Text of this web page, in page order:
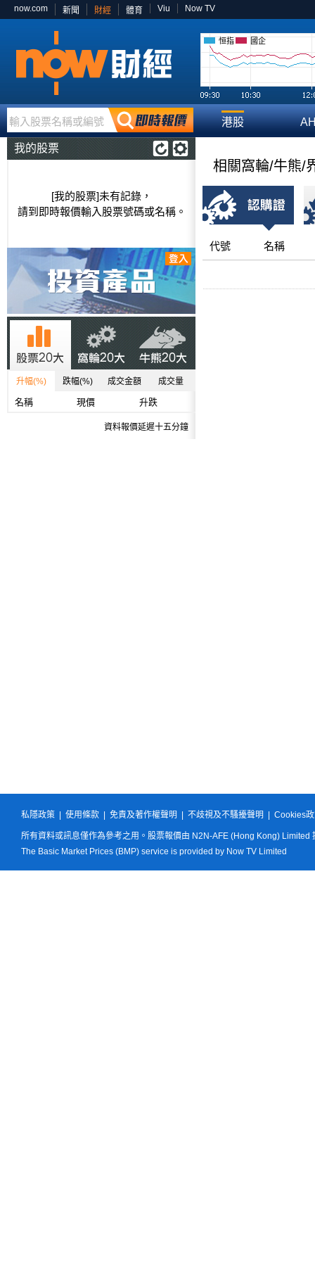
now.com 新聞 財經 體育 Viu Now TV
恒指 國企
輸入股票名稱或編號 港股
我的股票
[我的股票]未有記錄，
請到即時報價輸入股票號碼或名稱。
升幅(%) 跌幅(%) 成交金額 成交量
名稱 現價 升跌
資料報價延遲十五分鐘
相關窩輪/牛熊/
代號 名稱
私隱政策 使用條款 免責及著作權聲明 不歧視及不騷擾聲明 Cookies
所有資料或訊息僅作為參考之用。股票報價由 N2N-AFE (Hong Kong) Limited
The Basic Market Prices (BMP) service is provided by Now TV Limited